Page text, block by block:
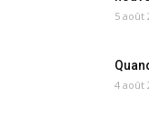
5 août
4 août